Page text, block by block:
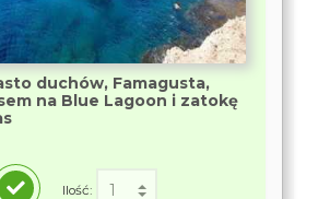
duchów, Famagusta,
na Blue Lagoon i zatokę
Ilość: